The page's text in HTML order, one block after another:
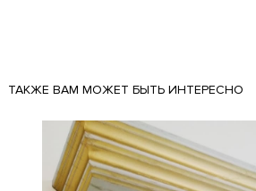
ТАКЖЕ ВАМ МОЖЕТ БЫТЬ ИНТЕРЕСНО